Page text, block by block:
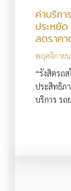
ค่าบริก
ประหยั
ลดราคา
พฤศจิกาย
“รังสิตรถ
ประสิทธิภ
บริการ ร